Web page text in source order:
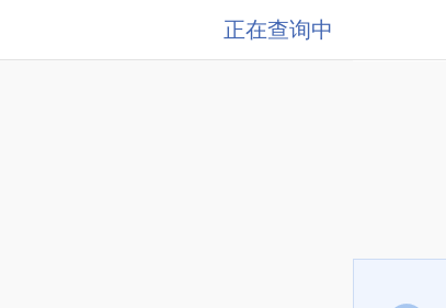
正在查询中